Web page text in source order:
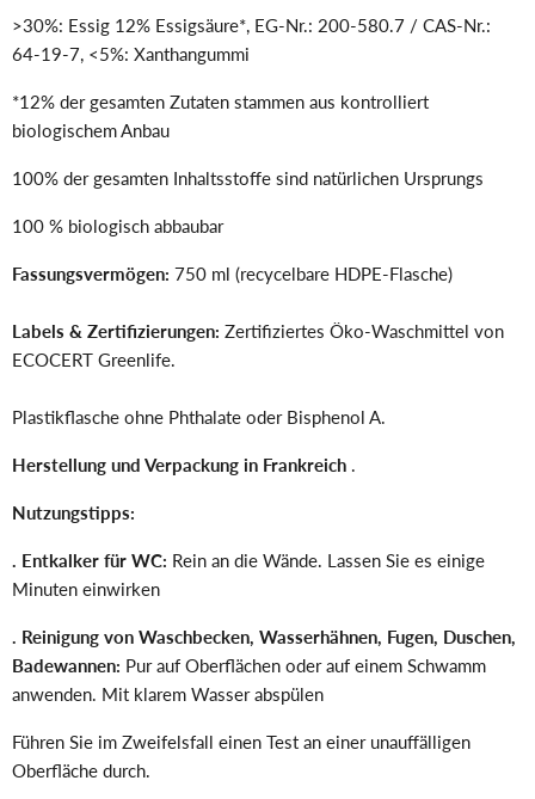
>30%: Essig 12% Essigsäure*, EG-Nr.: 200-580.7 / CAS-Nr.:
64-19-7, <5%: Xanthangummi
*12% der gesamten Zutaten stammen aus kontrolliert
biologischem Anbau
100% der gesamten Inhaltsstoffe sind natürlichen Ursprungs
100 % biologisch abbaubar
Fassungsvermögen: 750 ml (recycelbare HDPE-Flasche)
Labels & Zertifizierungen: Zertifiziertes Öko-Waschmittel von
ECOCERT Greenlife.
Plastikflasche ohne Phthalate oder Bisphenol A.
Herstellung und Verpackung in Frankreich .
Nutzungstipps:
. Entkalker für WC: Rein an die Wände. Lassen Sie es einige
Minuten einwirken
. Reinigung von Waschbecken, Wasserhähnen, Fugen, Duschen,
Badewannen: Pur auf Oberflächen oder auf einem Schwamm
anwenden. Mit klarem Wasser abspülen
Führen Sie im Zweifelsfall einen Test an einer unauffälligen
Oberfläche durch.